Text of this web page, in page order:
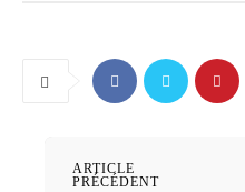
ARTICLE
PRÉCÉDENT